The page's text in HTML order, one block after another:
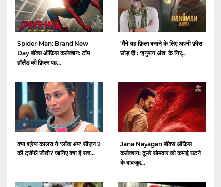
Spider-Man: Brand New
Day बॉक्स ऑफ़िस कलेक्शन: टॉम
हॉलैंड की फ़िल्म पह...
'मैंने यह फ़िल्म बनाने के लिए अपनी फ़ीस
छोड़ दी': 'हनुमान अंश' के निर्...
क्या श्रेया कालरा ने 'लॉक अप' सीज़न 2
की ट्रॉफी जीती? जानिए क्या है सच...
Jana Nayagan बॉक्स ऑफ़िस
कलेक्शन: दूसरे सोमवार को कमाई घटने
के बावजूद...